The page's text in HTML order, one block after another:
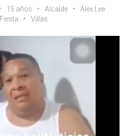
15 años Alcalde
Alex Lee
Fiesta Villas